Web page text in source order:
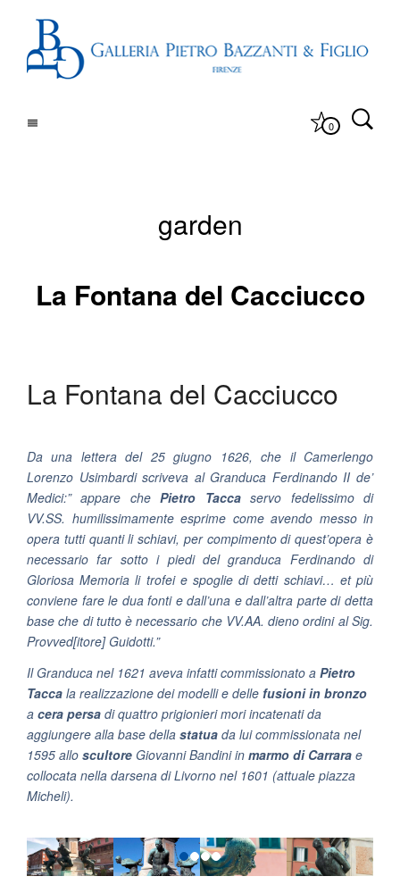
0
garden
La Fontana del Cacciucco
La Fontana del Cacciucco
Da una lettera del 25 giugno 1626, che il Camerlengo
Lorenzo Usimbardi scriveva al Granduca Ferdinando II de’
Medici:”appare chePietro Taccaservo fedelissimo di
VV.SS. humilissimamente esprime come avendo messo in
opera tutti quanti li schiavi, per compimento di quest’opera è
necessario far sotto i piedi del granduca Ferdinando di
Gloriosa Memoria li trofei e spoglie di detti schiavi… et più
conviene fare le dua fonti e dall’una e dall’altra parte di detta
base che di tutto è necessario che VV.AA. dieno ordini al Sig.
Provved[itore] Guidotti.”
Il Granduca nel 1621 aveva infatti commissionato a Pietro
Tacca la realizzazione dei modelli e delle fusioni in bronzo
a cera persa di quattro prigionieri mori incatenati da
aggiungere alla base della statua da lui commissionata nel
1595 allo scultore Giovanni Bandini in marmo di Carrara e
collocata nella darsena di Livorno nel 1601 (attuale piazza
Micheli).